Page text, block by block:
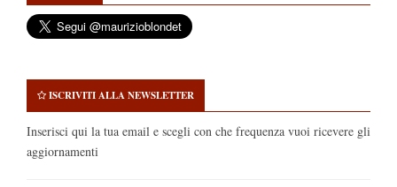
ISCRIVITI ALLA NEWSLETTER
Inserisci qui la tua email e scegli con che frequenza vuoi ricevere gli
aggiornamenti